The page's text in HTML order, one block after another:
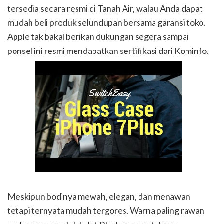
tersedia secara resmi di Tanah Air, walau Anda dapat
mudah beli produk selundupan bersama garansi toko.
Apple tak bakal berikan dukungan segera sampai
ponsel ini resmi mendapatkan sertifikasi dari Kominfo.
Meskipun bodinya mewah, elegan, dan menawan
tetapi ternyata mudah tergores. Warna paling rawan